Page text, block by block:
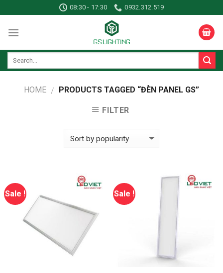
to
content
08:30 - 17:30 0932.312.519
HOME / PRODUCTS TAGGED “ĐÈN PANEL GS”
FILTER
Sale ! Sale !